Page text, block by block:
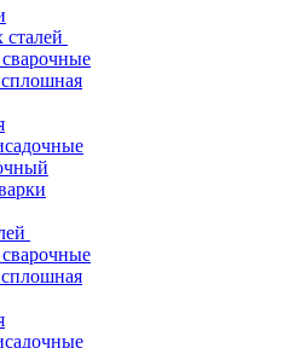
сталей